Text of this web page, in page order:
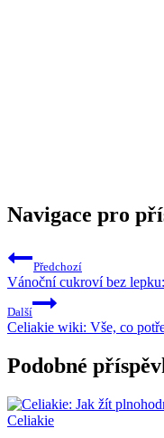
Navigace pro
Předchozí
Vánoční cukroví bez
Další
Celiakie wiki: Vše, co
Podobné
Celiakie